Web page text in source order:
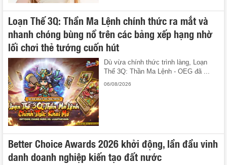
Loạn Thế 3Q: Thần Ma Lệnh chính thức ra mắt và
nhanh chóng bùng nổ trên các bảng xếp hạng nhờ
lối chơi thẻ tướng cuốn hút
Dù vừa chính thức trình làng, Loạn
Thế 3Q: Thần Ma Lệnh - OEG đã ...
06/08/2026
Better Choice Awards 2026 khởi động, lần đầu vinh
danh doanh nghiệp kiến tạo đất nước